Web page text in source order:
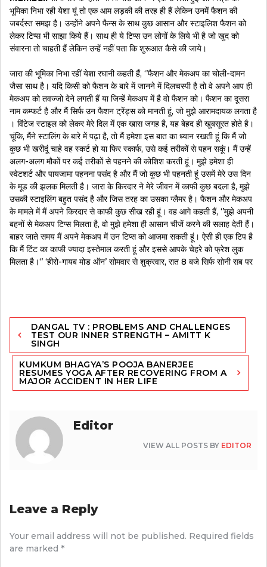
भूमिका निभा रही येशा यूं तो एक आम लड़की की तरह ही हैं लेकिन उनमें फैशन की
जबर्दस्‍त समझ है। उन्‍होंने अपने फैन्‍स के साथ कुछ आसान और स्‍टाइलिश फैशन को
लेकर टिप्‍स भी साझा किये हैं। साथ ही ये टिप्‍स उन लोगों के लिये भी है जो खुद को
संवारना तो चाहती हैं लेकिन उन्‍हें नहीं पता कि शुरूआत कैसे की जाये।
जारा की भूमिका निभा रहीं येशा रघानी कहती हैं, ‘’फैशन और मेकअप का चोली-दामन
जैसा साथ है। यदि किसी को फैशन के बारे में जानने में दिलचस्‍पी है तो वे अपने आप ही
मेकअप को तवज्‍जो देने लगती हैं या जिन्‍हें मेकअप में है वो फैशन को। फैशन का दूसरा
नाम कम्‍फर्ट है और मैं सिर्फ उन फैशन ट्रेंड्स को मानती हूं, जो मुझे आरामदायक लगता है
। विंटेज स्‍टाइल को लेकर मेरे दिल में एक खास जगह है, यह बेहद ही खूबसूरत होते है।
चूंकि, मैंने स्‍टालिंग के बारे में पढ़ा है, तो मैं हमेशा इस बात का ध्‍यान रखती हूं कि मैं जो
कुछ भी खरीदूं चाहे वह स्‍कर्ट हो या फिर स्‍कार्फ, उसे कई तरीकों से पहन सकूं। मैं उन्‍हें
अलग-अलग मौकों पर कई तरीकों से पहनने की कोशिश करती हूं। मुझे हमेशा ही
स्‍वेटशर्ट और पायजामा पहनना पसंद है और मैं जो कुछ भी पहनती हूं उसमें मेरे उस दिन
के मूड की झलक मिलती है। जारा के किरदार ने मेरे जीवन में काफी कुछ बदला है, मुझे
उसकी स्‍टाइलिंग बहुत पसंद है और जिस तरह का उसका ग्‍लैमर है। फैशन और मेकअप
के मामले में मैं अपने किरदार से काफी कुछ सीख रही हूं। वह आगे कहती हैं, ‘’मुझे अपनी
बहनों से मे‍कअप टिप्‍स मिलता है, वो मुझे हमेशा ही आसान चीजें करने की सलाह देती हैं।
बाहर जाते समय मैं अपने मेकअप में उन टिप्‍स को आजमा सकती हूं। ऐसी ही एक टिप है
कि मैं टिंट का काफी ज्‍यादा इस्‍तेमाल करती हूं और इससे आपके चेहरे को फ्रेश लुक
मिलता है।‘’ ‘हीरो-गायब मोड ऑन’ सोमवार से शुक्रवार, रात 8 बजे सिर्फ सोनी सब पर
Post
navigation
DANGAL TV : PROBLEMS AND CHALLENGES
TEST OUR INNER STRENGTH – AMITT K
SINGH
KUMKUM BHAGYA’S POOJA BANERJEE
RESUMES YOGA AFTER RECOVERING FROM A
MAJOR ACCIDENT IN HER LIFE
Editor
VIEW ALL POSTS BY EDITOR
Leave a Reply
Your email address will not be published. Required fields
are marked *